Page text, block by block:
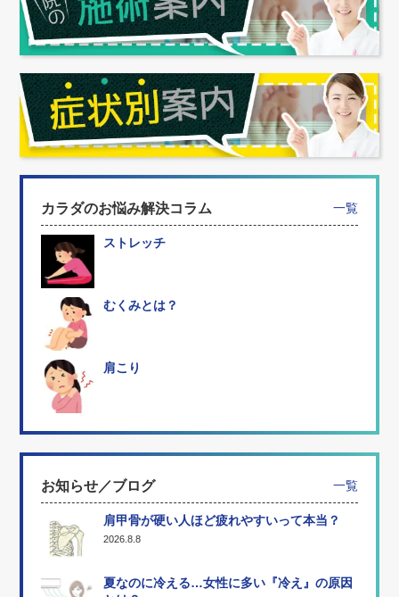
カラダのお悩み解決コラム 一覧
ストレッチ
むくみとは？
肩こり
お知らせ／ブログ 一覧
肩甲骨が硬い人ほど疲れやすいって本当？
2026.8.8
夏なのに冷える…女性に多い『冷え』の原因